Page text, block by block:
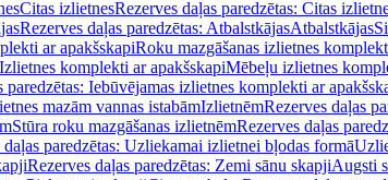
Citas izlietnesRezerves daļas paredzētas: Citas
Rezerves daļas paredzētas: AtbalstkājasAtbalstkājas
ar apakšskapiRoku mazgāšanas izlietnes
komplekti ar apakšskapiMēbeļu izlietnes
paredzētas: Iebūvējamas izlietnes komplekti ar
mazām vannas istabāmIzlietnēmRezerves daļas
Stūra roku mazgāšanas izlietnēmRezerves daļas
daļas paredzētas: Uzliekamai izlietnei bļodas formā
Rezerves daļas paredzētas: Zemi sānu skapjiAugsti